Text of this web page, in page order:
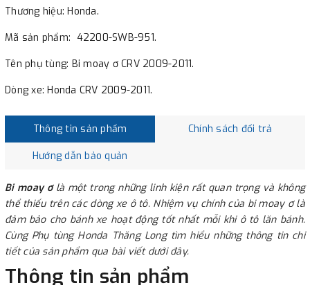
Thương hiệu: Honda.
Mã sản phẩm: 42200-SWB-951.
Tên phụ tùng: Bi moay ơ CRV 2009-2011.
Dòng xe: Honda CRV 2009-2011.
Thông tin sản phẩm Chính sách đổi trả
Hướng dẫn bảo quản
Bi moay ơlà một trong những linh kiện rất quan trọng và không
thể thiếu trên các dòng xe ô tô. Nhiệm vụ chính của bi moay ơ là
đảm bảo cho bánh xe hoạt động tốt nhất mỗi khi ô tô lăn bánh.
Cùng Phụ tùng Honda Thăng Long tìm hiểu những thông tin chi
tiết của sản phẩm qua bài viết dưới đây.
Thông tin sản phẩm